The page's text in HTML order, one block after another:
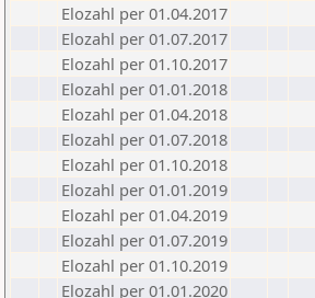
Elozahl per 01.04.2017
Elozahl per 01.07.2017
Elozahl per 01.10.2017
Elozahl per 01.01.2018
Elozahl per 01.04.2018
Elozahl per 01.07.2018
Elozahl per 01.10.2018
Elozahl per 01.01.2019
Elozahl per 01.04.2019
Elozahl per 01.07.2019
Elozahl per 01.10.2019
Elozahl per 01.01.2020